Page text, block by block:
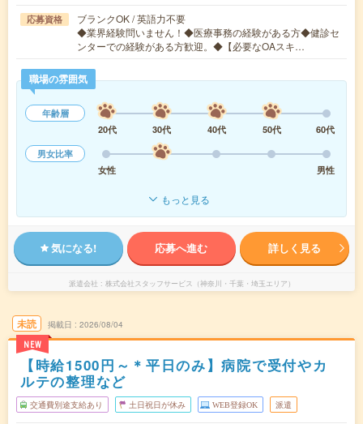
応募資格
ブランクOK / 英語力不要
◆業界経験問いません！◆医療事務の経験がある方◆健診セ
ンターでの経験がある方歓迎。◆【必要なOAスキ…
職場の雰囲気
年齢層
20代
30代 40代 50代
60代
男女比率
女性
男性
もっと見る
気になる! 応募へ進む 詳しく見る
派遣会社 株式会社スタッフサービス（神奈川・千葉・埼玉エリア）
未読
NEW
掲載日 2026/08/04
【時給1500円～＊平日のみ】病院で受付やカ
ルテの整理など
交通費別途支給あり 土日祝日が休み WEB登録OK 派遣